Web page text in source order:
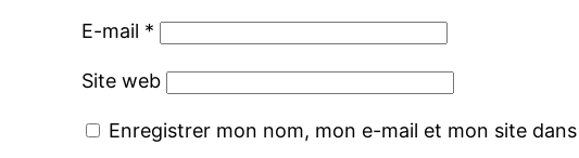
E-mail *
Site web
Enregistrer mon nom, mon e-mail et mon site